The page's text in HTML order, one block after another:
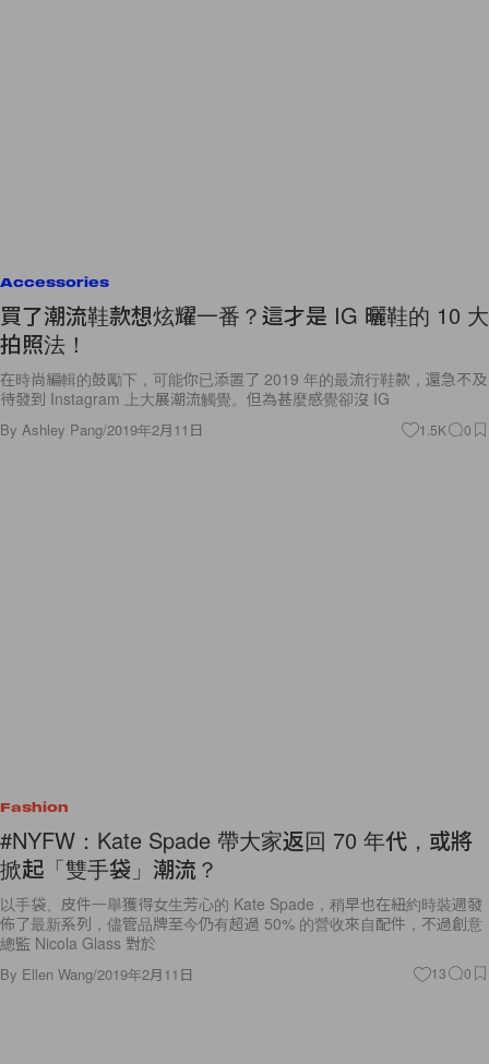
Accessories
買了潮流鞋款想炫耀一番？這才是 IG 曬鞋的 10 大
拍照法！
在時尚編輯的鼓勵下，可能你已添置了 2019 年的最流行鞋款，還急不及
待發到 Instagram 上大展潮流觸覺。但為甚麼感覺卻沒 IG
By Ashley Pang/2019年2月11日 1.5K 0
Fashion
#NYFW：Kate Spade 帶大家返回 70 年代，或將
掀起「雙手袋」潮流？
以手袋、皮件一舉獲得女生芳心的 Kate Spade，稍早也在紐約時裝週發
佈了最新系列，儘管品牌至今仍有超過 50% 的營收來自配件，不過創意
總監 Nicola Glass 對於
By Ellen Wang/2019年2月11日 13 0